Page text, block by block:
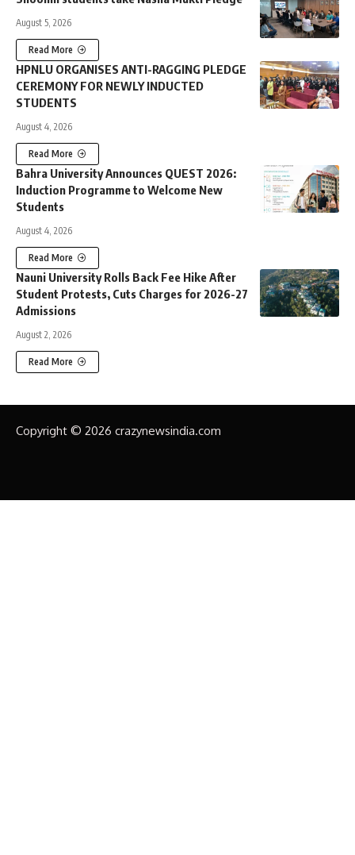
August 5, 2026
Read More
HPNLU ORGANISES ANTI-RAGGING PLEDGE
CEREMONY FOR NEWLY INDUCTED
STUDENTS
August 4, 2026
Read More
Bahra University Announces QUEST 2026:
Induction Programme to Welcome New
Students
August 4, 2026
Read More
Nauni University Rolls Back Fee Hike After
Student Protests, Cuts Charges for 2026-27
Admissions
August 2, 2026
Read More
Copyright © 2026 crazynewsindia.com